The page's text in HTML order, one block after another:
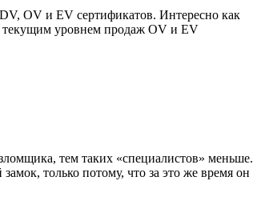
OV и EV сертификатов. Интересно как
текущим уровнем продаж OV и EV
тем таких «специалистов» меньше.
только потому, что за это же время он